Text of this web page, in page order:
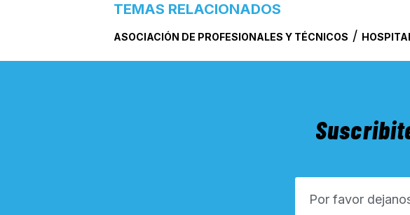
TEMAS RELACIONADOS
ASOCIACIÓN DE PROFESIONALES Y TÉCNICOS /